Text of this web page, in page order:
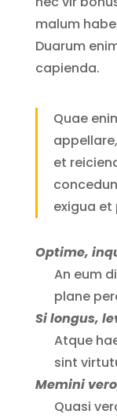
malum
Duarum
capienda.
Quae
et
exigua et
Optime,
An eum
plane
Si longus,
Atque
sint
Memini
Quasi